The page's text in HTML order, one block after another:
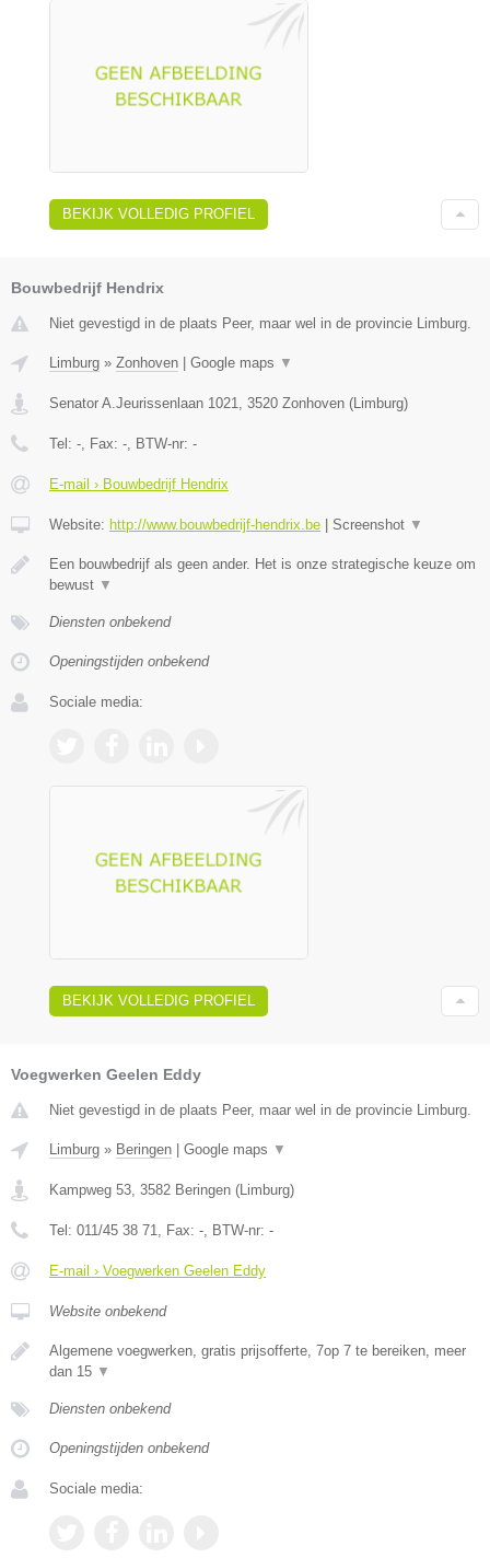
BEKIJK VOLLEDIG PROFIEL
Bouwbedrijf Hendrix
Niet gevestigd in de plaats Peer, maar wel in de provincie Limburg.
Limburg » Zonhoven Google maps ▼
Senator A.Jeurissenlaan 1021 3520 Zonhoven ( Limburg)
Tel: - , Fax: - , BTW-nr: -
E-mail › Bouwbedrijf Hendrix
Website: http://www.bouwbedrijf-hendrix.be Screenshot ▼
Een bouwbedrijf als geen ander. Het is onze strategische keuze om
bewust ▼
Diensten onbekend
Openingstijden onbekend
Sociale media:
BEKIJK VOLLEDIG PROFIEL
Voegwerken Geelen Eddy
Niet gevestigd in de plaats Peer, maar wel in de provincie Limburg.
Limburg » Beringen | Google maps ▼
Kampweg 53 3582 Beringen (Limburg)
Tel: 011/45 38 71 , Fax: - , BTW-nr: -
E-mail › Voegwerken Geelen Eddy
Website onbekend
Algemene voegwerken, gratis prijsofferte, 7op 7 te bereiken, meer
dan 15 ▼
Diensten onbekend
Openingstijden onbekend
Sociale media: